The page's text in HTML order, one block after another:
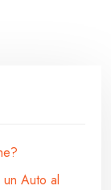
Auto al